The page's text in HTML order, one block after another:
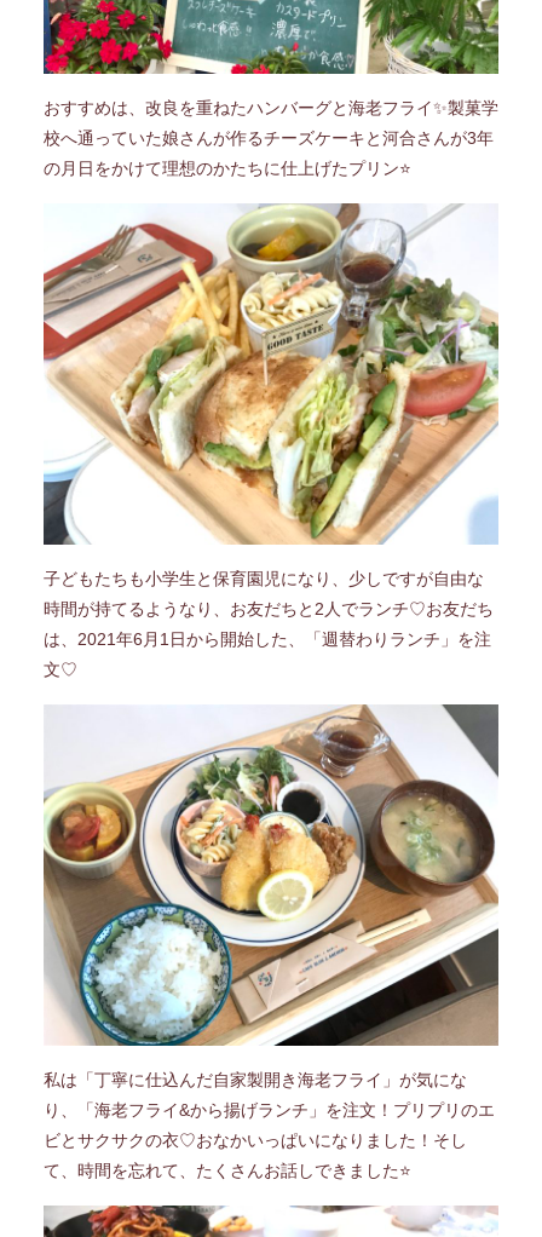
おすすめは、改良を重ねたハンバーグと海老フライ✨製菓学
校へ通っていた娘さんが作るチーズケーキと河合さんが3年
の月日をかけて理想のかたちに仕上げたプリン⭐
子どもたちも小学生と保育園児になり、少しですが自由な
時間が持てるようなり、お友だちと2人でランチ♡お友だち
は、2021年6月1日から開始した、「週替わりランチ」を注
文♡
私は「丁寧に仕込んだ自家製開き海老フライ」が気にな
り、「海老フライ&から揚げランチ」を注文！プリプリのエ
ビとサクサクの衣♡おなかいっぱいになりました！ そし
て、時間を忘れて、たくさんお話しできました⭐